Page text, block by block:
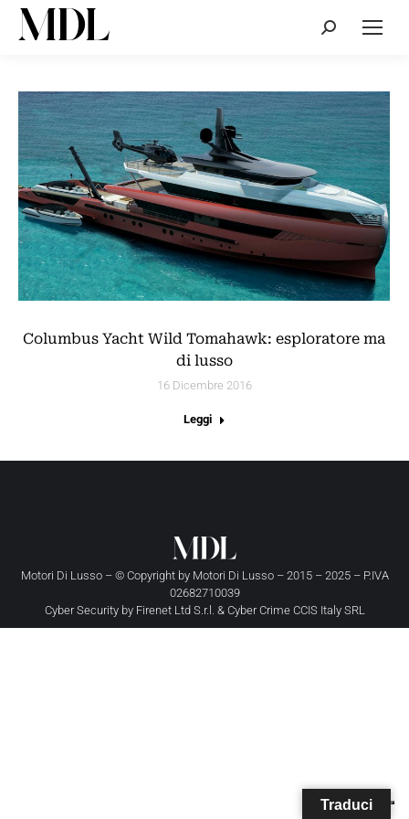
Cerca:
Columbus Yacht Wild Tomahawk: esploratore ma
di lusso
16 Dicembre 2016
Leggi
Motori Di Lusso – © Copyright by Motori Di Lusso– 2015 – 2025 – P.IVA
02682710039
Cyber Security by Firenet Ltd S.r.l. & Cyber Crime CCIS Italy SRL
Traduci